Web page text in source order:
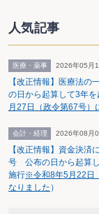
きた。政府税調は、年
り、税源移譲問題の検
所得税・法人税・消
に12月中旬をめどに議
人気記事
医療・薬事 2026年05月
【改正情報】医療法
の日から起算して3年
月27日（政令第67号）
会計・経理 2026年08月
【改正情報】資金決済
号 公布の日から起算
施行※令和8年5月22日
なりました ）